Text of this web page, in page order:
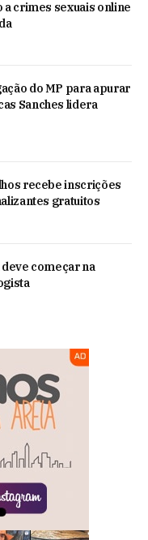
crimes sexuais online
do MP para apurar
Sanches lidera
recebe inscrições
gratuitos
começar na